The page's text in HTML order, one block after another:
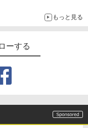
もっと見る
ーする